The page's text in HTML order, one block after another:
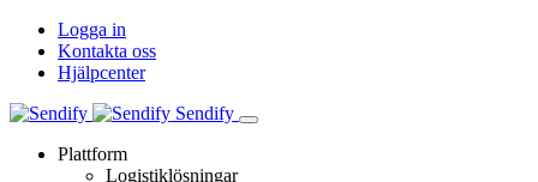
Logga in
Kontakta oss
Hjälpcenter
Sendify
Plattform
Logistiklösningar